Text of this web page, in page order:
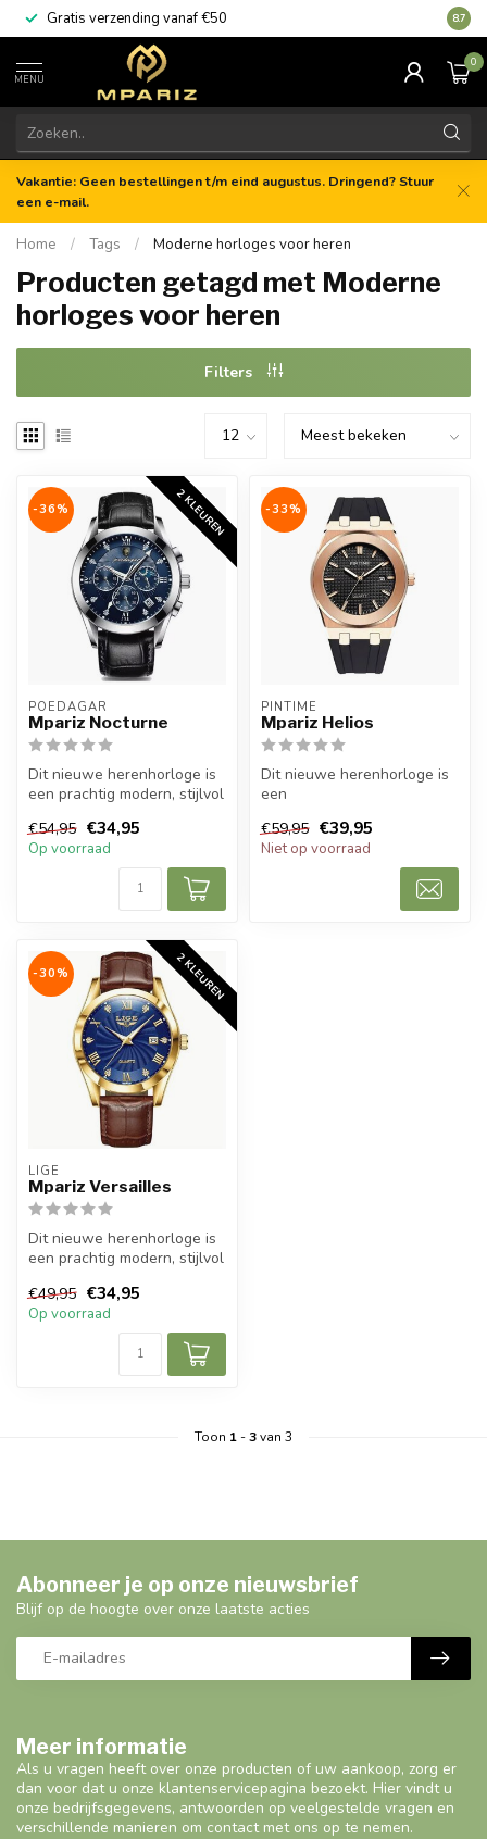
Gratis verzending vanaf €50 8.7
MENU
0
Vakantie: Geen bestellingen t/m eind augustus. Dringend? Stuur
een e-mail.
Home / Tags / Moderne horloges voor heren
Producten getagd met Moderne
horloges voor heren
Filters
2 KLEUREN
-36%
POEDAGAR
Mpariz Nocturne
Dit nieuwe herenhorloge is
een prachtig modern, stijlvol
€54,95 €34,95
Op voorraad
-33%
PINTIME
Mpariz Helios
Dit nieuwe herenhorloge is
een
herenho...
€59,95 €39,95
Niet op voorraad
2 KLEUREN
-30%
LIGE
Mpariz Versailles
Dit nieuwe herenhorloge is
een prachtig modern, stijlvol
€49,95 €34,95
Op voorraad
Toon 1-3van 3
Meer informatie
Als u vragen heeft over onze producten of uw aankoop, zorg er
dan voor dat u onze klantenservicepagina bezoekt. Hier vindt u
onze bedrijfsgegevens, antwoorden op veelgestelde vragen en
verschillende manieren om contact met ons op te nemen.
Abonneer je op onze nieuwsbrief
Blijf op de hoogte over onze laatste acties